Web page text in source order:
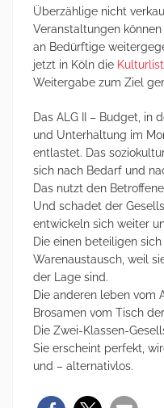
Überzählige nicht
Veranstaltungen
an Bedürftige
jetzt in Köln die
Weitergabe zum Ziel
Das ALG II – Budget, in
und Unterhaltung im
entlastet. Das
sich nach Bedarf und
Das nutzt den
Und schadet der
entwickeln sich weiter
Die einen beteiligen
Warenaustausch, weil
der Lage sind.
Die anderen leben vom
Brosamen vom Tisch
Die Zwei-Klassen-
Sie erscheint perfekt,
und – alternativlos.